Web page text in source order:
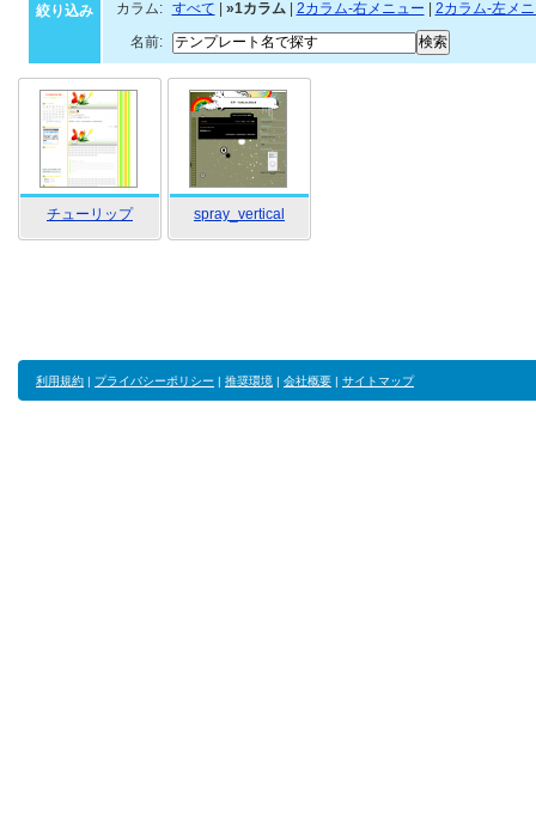
絞り込み
カラム:
すべて »1カラム| 2カラム-右メニュー
2カラム-左メ
名前:
チューリップ spray_vertical
利用規約 | プライバシーポリシー | 推奨環境 | 会社概要 | サイトマップ